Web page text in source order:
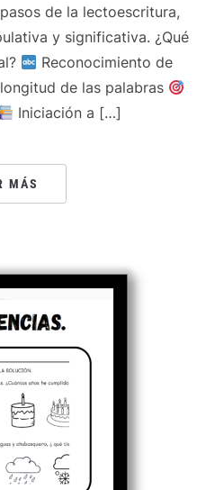
de la lectoescritura,
y significativa. ¿Qué
Reconocimiento de
de las palabras
Iniciación a […]
MÁS